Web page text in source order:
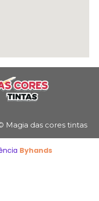
Magia das cores tintas
Byhands